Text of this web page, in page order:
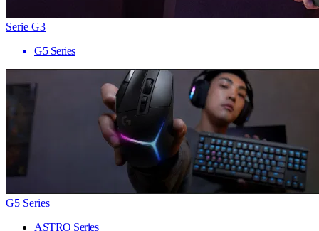
Serie G3
G5 Series
G5 Series
ASTRO Series